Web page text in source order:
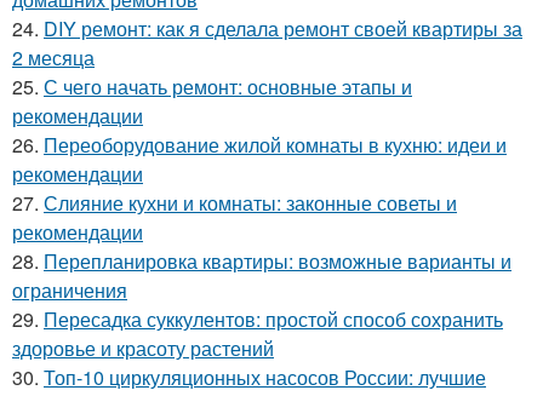
24. DIY ремонт: как я сделала ремонт своей квартиры за
2 месяца
25. С чего начать ремонт: основные этапы и
рекомендации
26. Переоборудование жилой комнаты в кухню: идеи и
рекомендации
27. Слияние кухни и комнаты: законные советы и
рекомендации
28. Перепланировка квартиры: возможные варианты и
ограничения
29. Пересадка суккулентов: простой способ сохранить
здоровье и красоту растений
30. Топ-10 циркуляционных насосов России: лучшие